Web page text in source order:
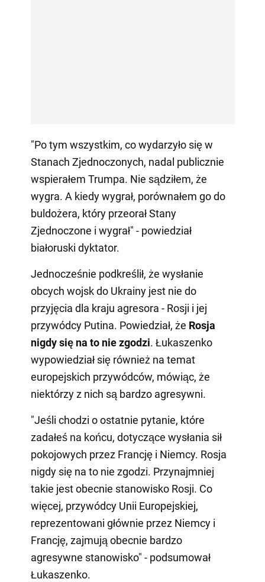
"Po tym wszystkim, co wydarzyło się w
Stanach Zjednoczonych, nadal publicznie
wspierałem Trumpa. Nie sądziłem, że
wygra. A kiedy wygrał, porównałem go do
buldożera, który przeorał Stany
Zjednoczone i wygrał" - powiedział
białoruski dyktator.
Jednocześnie podkreślił, że wysłanie
obcych wojsk do Ukrainy jest nie do
przyjęcia dla kraju agresora - Rosji i jej
przywódcy Putina. Powiedział, że Rosja
nigdy się na to nie zgodzi. Łukaszenko
wypowiedział się również na temat
europejskich przywódców, mówiąc, że
niektórzy z nich są bardzo agresywni.
"Jeśli chodzi o ostatnie pytanie, które
zadałeś na końcu, dotyczące wysłania sił
pokojowych przez Francję i Niemcy. Rosja
nigdy się na to nie zgodzi. Przynajmniej
takie jest obecnie stanowisko Rosji. Co
więcej, przywódcy Unii Europejskiej,
reprezentowani głównie przez Niemcy i
Francję, zajmują obecnie bardzo
agresywne stanowisko" - podsumował
Łukaszenko.